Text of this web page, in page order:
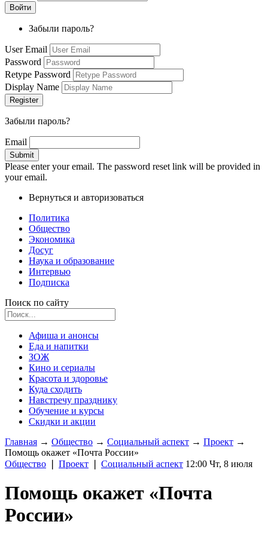
Забыли пароль?
User Email
Password
Retype Password
Display Name
Забыли пароль?
Email
Please enter your email. The password reset link will be provided in
your email.
Вернуться и авторизоваться
Политика
Общество
Экономика
Досуг
Наука и образование
Интервью
Подписка
Поиск по сайту
Афиша и анонсы
Еда и напитки
ЗОЖ
Кино и сериалы
Красота и здоровье
Куда сходить
Навстречу празднику
Обучение и курсы
Скидки и акции
Главная → Общество → Социальный аспект → Проект →
Помощь окажет «Почта России»
Общество
Проект Социальный аспект 12:00 Чт, 8 июля
Помощь окажет «Почта
России»